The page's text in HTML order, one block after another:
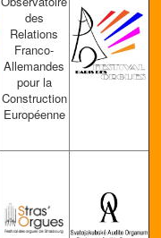
des
Relations
Franco-
Allemandes
pour la
Construction
Européenne